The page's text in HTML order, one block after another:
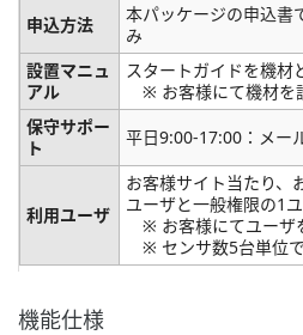
申込方法
本パッケージの申込書
み
設置マニュ
アル
スタートガイドを機材
※ お客様にて機材を
保守サポー
ト
平日9:00-17:00：メー
利用ユーザ
お客様サイト当たり、
ユーザと一般権限の1
※ お客様にてユーザ
※ センサ数5台単位
機能仕様